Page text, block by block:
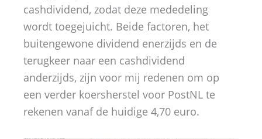
cashdividend, zodat deze mededeling
wordt toegejuicht. Beide factoren, het
buitengewone dividend enerzijds en de
terugkeer naar een cashdividend
anderzijds, zijn voor mij redenen om op
een verder koersherstel voor PostNL te
rekenen vanaf de huidige 4,70 euro.